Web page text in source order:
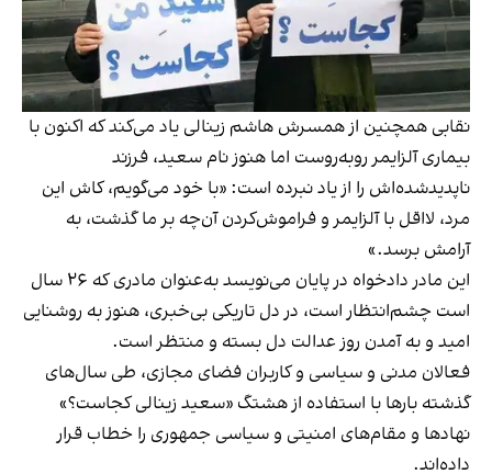
نقابی همچنین از همسرش هاشم زینالی یاد می‌کند که اکنون با
بیماری آلزایمر روبه‌روست اما هنوز نام سعید، فرزند
ناپدیدشده‌اش را از یاد نبرده است: «با خود می‌گویم، کاش این
مرد، لااقل با آلزایمر و فراموش‌کردن آن‌چه بر ما گذشت، به
آرامش برسد.»
این مادر دادخواه در پایان می‌نویسد به‌عنوان مادری که ۲۶ سال
است چشم‌انتظار است، در دل تاریکی بی‌خبری، هنوز به روشنایی
امید و به آمدن روز عدالت دل بسته و منتظر است.
فعالان مدنی و سیاسی و کاربران فضای مجازی، طی سال‌های
گذشته بارها با استفاده از هشتگ «سعید زینالی کجاست؟»
نهادها و مقام‌های امنیتی و سیاسی جمهوری را خطاب قرار
داده‌اند.